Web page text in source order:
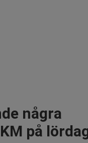
några
på